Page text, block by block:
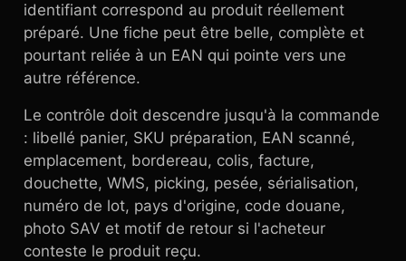
identifiant correspond au produit réellement
préparé. Une fiche peut être belle, complète et
pourtant reliée à un EAN qui pointe vers une
autre référence.
Le contrôle doit descendre jusqu'à la commande
: libellé panier, SKU préparation, EAN scanné,
emplacement, bordereau, colis, facture,
douchette, WMS, picking, pesée, sérialisation,
numéro de lot, pays d'origine, code douane,
photo SAV et motif de retour si l'acheteur
conteste le produit reçu.